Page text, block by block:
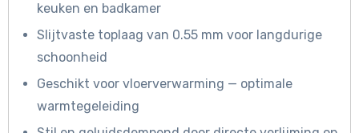
keuken en badkamer
Slijtvaste toplaag van 0.55 mm voor langdurige
schoonheid
Geschikt voor vloerverwarming — optimale
warmtegeleiding